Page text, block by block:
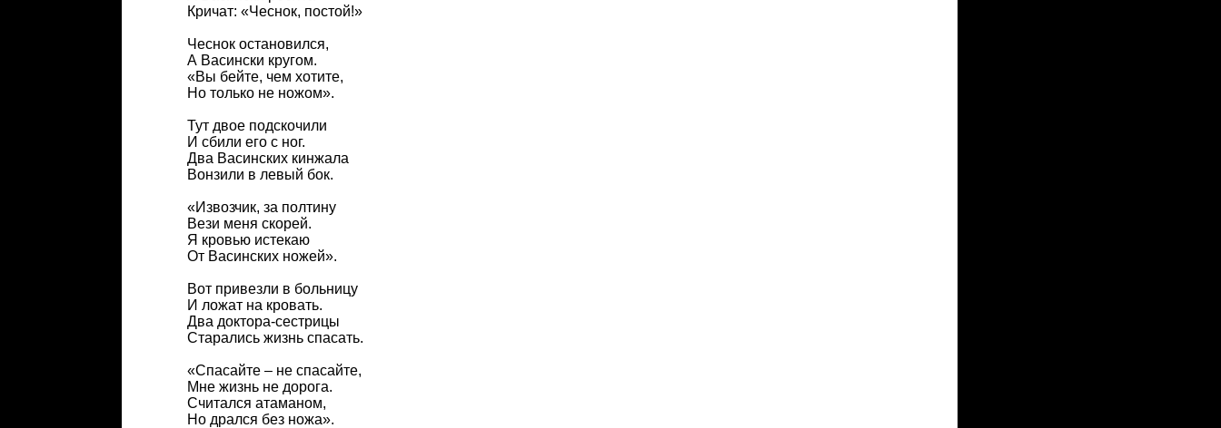
Кричат: «Чеснок, постой!»
Чеснок остановился,
А Васински кругом.
«Вы бейте, чем хотите,
Но только не ножом».
Тут двое подскочили
И сбили его с ног.
Два Васинских кинжала
Вонзили в левый бок.
«Извозчик, за полтину
Вези меня скорей.
Я кровью истекаю
От Васинских ножей».
Вот привезли в больницу
И ложат на кровать.
Два доктора-сестрицы
Старались жизнь спасать.
«Спасайте – не спасайте,
Мне жизнь не дорога.
Считался атаманом,
Но дрался без ножа».